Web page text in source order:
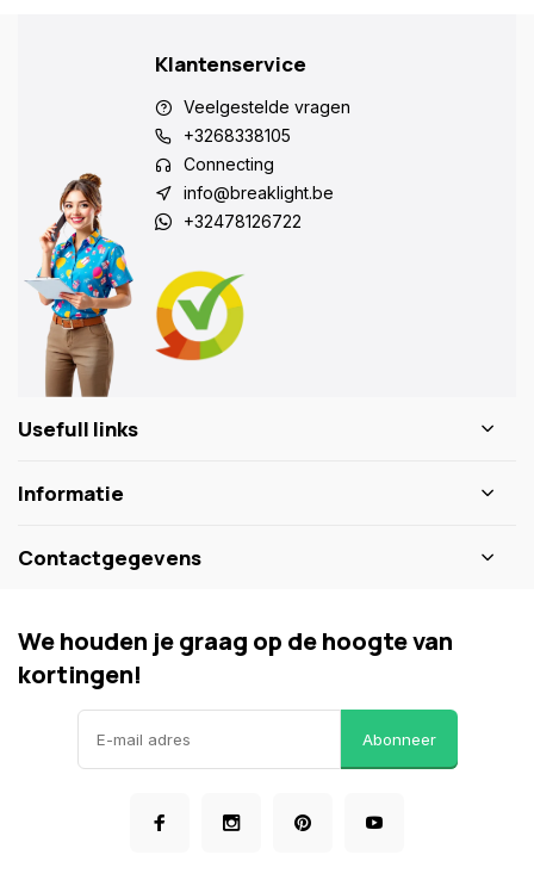
Klantenservice
Veelgestelde vragen
+3268338105
Connecting
info@breaklight.be
+32478126722
Usefull links
Informatie
Contactgegevens
We houden je graag op de hoogte van
kortingen!
Abonneer